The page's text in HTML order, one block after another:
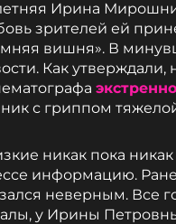
Ирина
зрителей ей
вишня». В
Как утверждали,
с гриппом
никак пока
информацию.
неверным. Все
у Ирины